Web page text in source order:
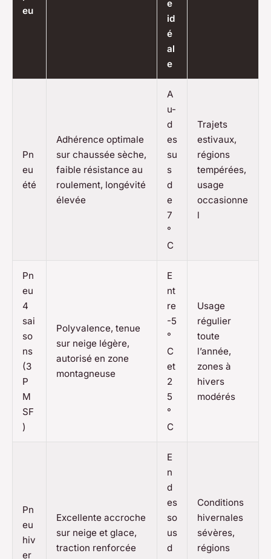
eu
e
id
é
al
e
Pn
eu
été
Adhérence optimale
sur chaussée sèche,
faible résistance au
roulement, longévité
élevée
A
u-
d
es
su
s
d
e
7
°
C
Trajets
estivaux,
régions
tempérées,
usage
occasionne
l
Pn
eu
4
sai
so
ns
(3
P
M
SF
)
Polyvalence, tenue
sur neige légère,
autorisé en zone
montagneuse
E
nt
re
-5
°
C
et
2
5
°
C
Usage
régulier
toute
l’année,
zones à
hivers
modérés
Pn
eu
hiv
er
Excellente accroche
sur neige et glace,
traction renforcée
E
n
d
es
so
us
d
Conditions
hivernales
sévères,
régions